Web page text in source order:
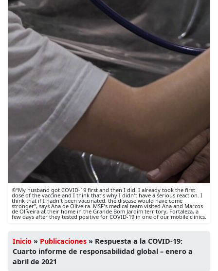
©“My husband got COVID-19 first and then I did. I already took the first
dose of the vaccine and I think that's why I didn't have a serious reaction. I
think that if I hadn't been vaccinated, the disease would have come
stronger”, says Ana de Oliveira. MSF's medical team visited Ana and Marcos
de Oliveira at their home in the Grande Bom Jardim territory, Fortaleza, a
few days after they tested positive for COVID-19 in one of our mobile clinics.
Inicio » Publicaciones » Respuesta a la COVID-19:
Cuarto informe de responsabilidad global – enero a
abril de 2021